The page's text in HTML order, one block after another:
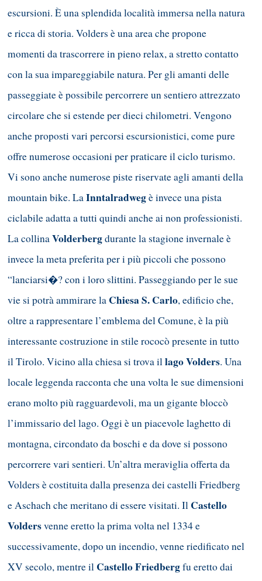
escursioni. È una splendida località immersa nella natura
e ricca di storia. Volders è una area che propone
momenti da trascorrere in pieno relax, a stretto contatto
con la sua impareggiabile natura. Per gli amanti delle
passeggiate è possibile percorrere un sentiero attrezzato
circolare che si estende per dieci chilometri. Vengono
anche proposti vari percorsi escursionistici, come pure
offre numerose occasioni per praticare il ciclo turismo.
Vi sono anche numerose piste riservate agli amanti della
mountain bike. LaInntalradwegè invece una pista
ciclabile adatta a tutti quindi anche ai non professionisti.
La collinaVolderbergdurante la stagione invernale è
invece la meta preferita per i più piccoli che possono
“lanciarsi�? con i loro slittini. Passeggiando per le sue
vie si potrà ammirare la Chiesa S. Carlo, edificio che,
oltre a rappresentare l’emblema del Comune, è la più
interessante costruzione in stile rococò presente in tutto
il Tirolo. Vicino alla chiesa si trova illagoVolders. Una
locale leggenda racconta che una volta le sue dimensioni
erano molto più ragguardevoli, ma un gigante bloccò
l’immissario del lago. Oggi è un piacevole laghetto di
montagna, circondato da boschi e da dove si possono
percorrere vari sentieri. Un’altra meraviglia offerta da
Volders è costituita dalla presenza dei castelli Friedberg
e Aschach che meritano di essere visitati. Il Castello
Voldersvenne eretto la prima volta nel 1334 e
successivamente, dopo un incendio, venne riedificato nel
XV secolo, mentre il Castello Friedbergfu eretto dai